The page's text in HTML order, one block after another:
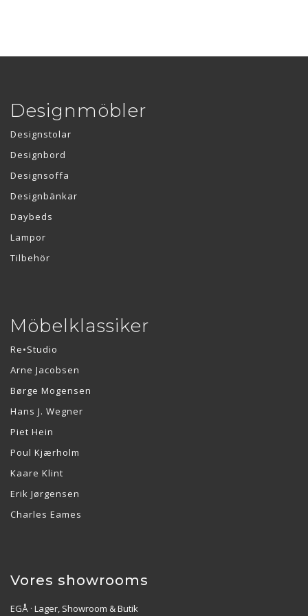
Designmöbler
Designstolar
Designbord
Designsoffa
Designbänkar
Daybeds
Lampor
Tilbehör
Möbelklassiker
Re•Studio
Arne Jacobsen
Børge Mogensen
Hans J. Wegner
Piet Hein
Poul Kjærholm
Kaare Klint
Erik Jørgensen
Charles Eames
Vores showrooms
EGÅ · Lager, Showroom & Butik